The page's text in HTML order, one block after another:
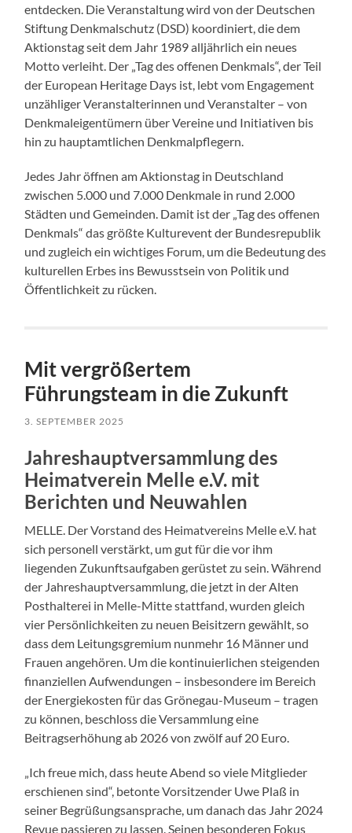
entdecken. Die Veranstaltung wird von der Deutschen
Stiftung Denkmalschutz (DSD) koordiniert, die dem
Aktionstag seit dem Jahr 1989 alljährlich ein neues
Motto verleiht. Der „Tag des offenen Denkmals“, der Teil
der European Heritage Days ist, lebt vom Engagement
unzähliger Veranstalterinnen und Veranstalter – von
Denkmaleigentümern über Vereine und Initiativen bis
hin zu hauptamtlichen Denkmalpflegern.
Jedes Jahr öffnen am Aktionstag in Deutschland
zwischen 5.000 und 7.000 Denkmale in rund 2.000
Städten und Gemeinden. Damit ist der „Tag des offenen
Denkmals“ das größte Kulturevent der Bundesrepublik
und zugleich ein wichtiges Forum, um die Bedeutung des
kulturellen Erbes ins Bewusstsein von Politik und
Öffentlichkeit zu rücken.
Mit vergrößertem
Führungsteam in die Zukunft
3. SEPTEMBER 2025
Jahreshauptversammlung des
Heimatverein Melle e.V. mit
Berichten und Neuwahlen
MELLE. Der Vorstand des Heimatvereins Melle e.V. hat
sich personell verstärkt, um gut für die vor ihm
liegenden Zukunftsaufgaben gerüstet zu sein. Während
der Jahreshauptversammlung, die jetzt in der Alten
Posthalterei in Melle-Mitte stattfand, wurden gleich
vier Persönlichkeiten zu neuen Beisitzern gewählt, so
dass dem Leitungsgremium nunmehr 16 Männer und
Frauen angehören. Um die kontinuierlichen steigenden
finanziellen Aufwendungen – insbesondere im Bereich
der Energiekosten für das Grönegau-Museum – tragen
zu können, beschloss die Versammlung eine
Beitragserhöhung ab 2026 von zwölf auf 20 Euro.
„Ich freue mich, dass heute Abend so viele Mitglieder
erschienen sind“, betonte Vorsitzender Uwe Plaß in
seiner Begrüßungsansprache, um danach das Jahr 2024
Revue passieren zu lassen. Seinen besonderen Fokus